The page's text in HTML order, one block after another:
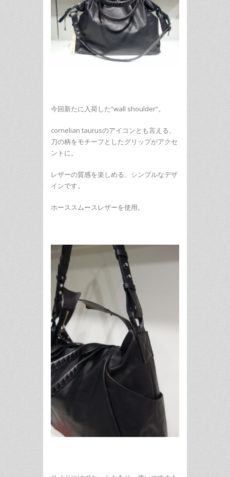
今回新たに入荷した“wall shoulder”。
cornelian taurusのアイコンとも言える、
刀の柄をモチーフとしたグリップがアクセ
ントに。
レザーの質感を楽しめる、シンプルなデザ
インです。
ホーススムースレザーを使用。